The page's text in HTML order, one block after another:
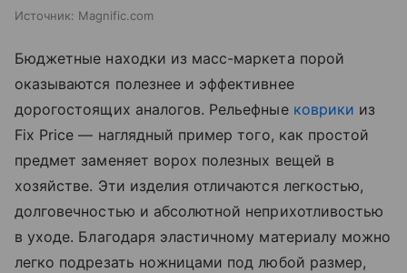
Источник: Magnific.com
Бюджетные находки из масс-маркета порой
оказываются полезнее и эффективнее
дорогостоящих аналогов. Рельефные коврики из
Fix Price — наглядный пример того, как простой
предмет заменяет ворох полезных вещей в
хозяйстве. Эти изделия отличаются легкостью,
долговечностью и абсолютной неприхотливостью
в уходе. Благодаря эластичному материалу можно
легко подрезать ножницами под любой размер,